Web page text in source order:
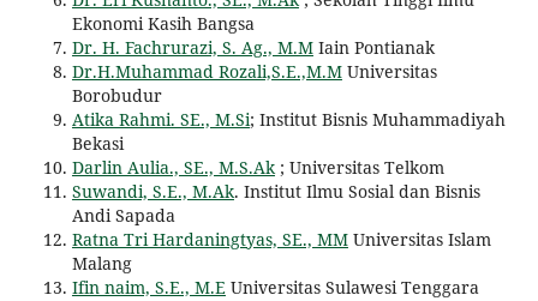
Ekonomi Kasih Bangsa
Dr. H. Fachrurazi, S. Ag., M.MIain Pontianak
Dr.H.Muhammad Rozali,S.E.,M.MUniversitas
Borobudur
Atika Rahmi. SE., M.Si; Institut Bisnis Muhammadiyah
Bekasi
Darlin Aulia., SE., M.S.Ak; Universitas Telkom
Suwandi, S.E., M.Ak. Institut Ilmu Sosial dan Bisnis
Andi Sapada
Ratna Tri Hardaningtyas, SE., MMUniversitas Islam
Malang
Ifin naim, S.E., M.EUniversitas Sulawesi Tenggara